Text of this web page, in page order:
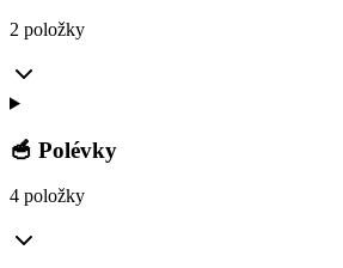
2 položky
🥣 Polévky
4 položky